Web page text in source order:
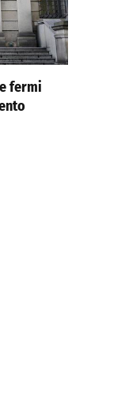
fermi